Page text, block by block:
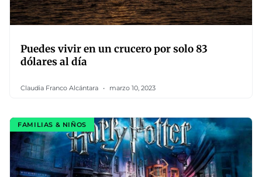
Puedes vivir en un crucero por solo 83
dólares al día
Claudia Franco Alcántara marzo 10, 2023
FAMILIAS & NIÑOS